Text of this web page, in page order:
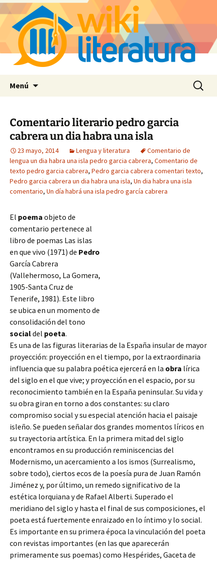
Menú Buscar:
Comentario literario pedro garcia
cabrera un dia habra una isla
23 mayo, 2014 Lengua y literatura
Comentario de
lengua un dia habra una isla pedro garcia cabrera, Comentario de
texto pedro garcia cabrera, Pedro garcia cabrera comentari texto,
Pedro garcia cabrera un dia habra una isla, Un dia habra una isla
comentario, Un día habrá una isla pedro garcía cabrera
El poema objeto de
comentario pertenece al
libro de poemas Las islas
en que vivo (1971) de Pedro
García Cabrera
(Vallehermoso, La Gomera,
1905-Santa Cruz de
Tenerife, 1981). Este libro
se ubica en un momento de
consolidación del tono
socialdel poeta.
Es una de las figuras literarias de la España insular de mayor
proyección: proyección en el tiempo, por la extraordinaria
influencia que su palabra poética ejercerá en la obra lírica
del siglo en el que vive; y proyección en el espacio, porsu
reconocimiento también en la España peninsular. Su vida y
su obra giran en torno a dos constantes: su claro
compromiso social y su especial atención hacia el paisaje
isleño. Se pueden señalar dos grandes momentos líricos en
su trayectoria artística. En la primera mitad del siglo
encontramos en su producción reminiscencias del
Modernismo, un acercamiento a los ismos (Surrealismo,
sobre todo), ciertos ecos de la poesía pura de Juan Ramón
Jiménez y, por último, un remedo significativo de la
estética lorquiana y de Rafael Alberti. Superado el
meridiano del siglo y hasta el final de sus composiciones, el
poeta está fuertemente enraizado en lo íntimo y lo social.
Es importante en su primera época la vinculación del poeta
con revistas importantes (en las que aparecerán
primeramente sus poemas) como Hespérides, Gaceta de